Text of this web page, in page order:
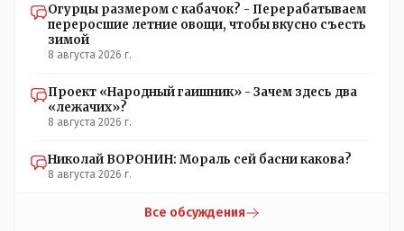
Огурцы размером с кабачок? - Перерабатываем
переросшие летние овощи, чтобы вкусно съесть
зимой
8 августа 2026 г.
Проект «Народный гаишник» - Зачем здесь два
«лежачих»?
8 августа 2026 г.
Николай ВОРОНИН: Мораль сей басни какова?
8 августа 2026 г.
Все обсуждения